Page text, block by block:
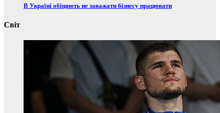
В Україні обіцяють не заважати бізнесу працювати
Світ